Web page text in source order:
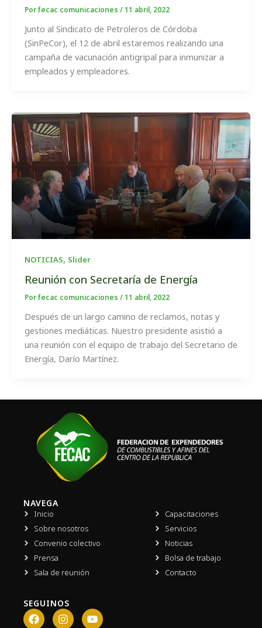
Porfecac comunicaciones / 11 abril, 2022
Junto al Sindicato de Petroleros de Córdoba
(SinPeCor), el 12 de abril estaremos realizando una
campaña de vacunación antigripal para inmunizar a
empleados y empleadores.
NOTICIAS, Slider
Reunión con Secretaría de Energía
Porfecac comunicaciones / 11 abril, 2022
Después de un largo camino de reclamos, notas y
gestiones mediáticas. Nuestro presidente asistió a
una reunión con el equipo de trabajo del Secretario de
Energía, Darío Martínez.
NAVEGA
Inicio
Sobre nosotros
Convenio colectivo
Prensa
Sala de reunión
Capacitaciones
Servicios
Noticias
Bolsa de trabajo
Contacto
SEGUINOS
F
a
I
n
Y
o